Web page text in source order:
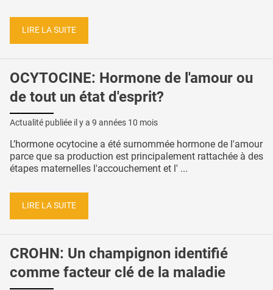
LIRE LA SUITE
OCYTOCINE: Hormone de l'amour ou
de tout un état d'esprit?
Actualité publiée il y a 9 années 10 mois
L’hormone ocytocine a été surnommée hormone de l'amour
parce que sa production est principalement rattachée à des
étapes maternelles l'accouchement et l' ...
LIRE LA SUITE
CROHN: Un champignon identifié
comme facteur clé de la maladie